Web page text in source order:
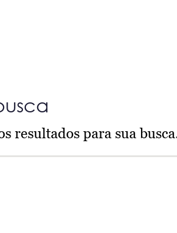
resultados para sua